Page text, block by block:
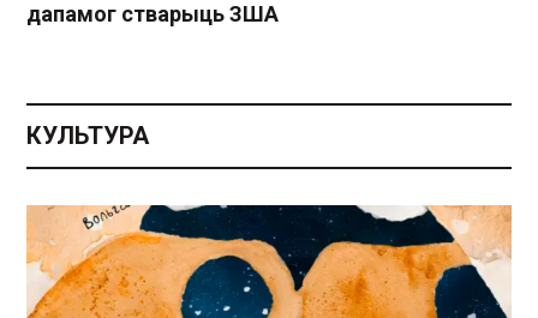
дапамог стварыць ЗША
КУЛЬТУРА